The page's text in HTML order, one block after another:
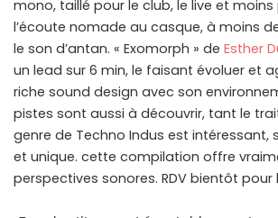
mono, taillé pour le club, le live et
l’écoute nomade au casque, à moins
le son d’antan. « Exomorph » de Esther
un lead sur 6 min, le faisant évoluer et
riche sound design avec son
pistes sont aussi à découvrir, tant le
genre de Techno Indus est intéressant,
et unique. cette compilation offre
perspectives sonores. RDV bientôt pour